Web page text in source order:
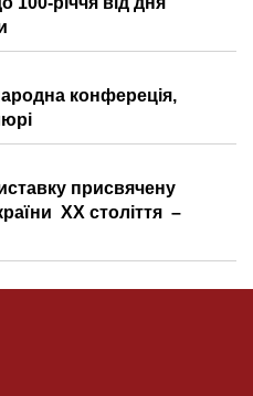
конфереція,
присвячену
ХХ століття –